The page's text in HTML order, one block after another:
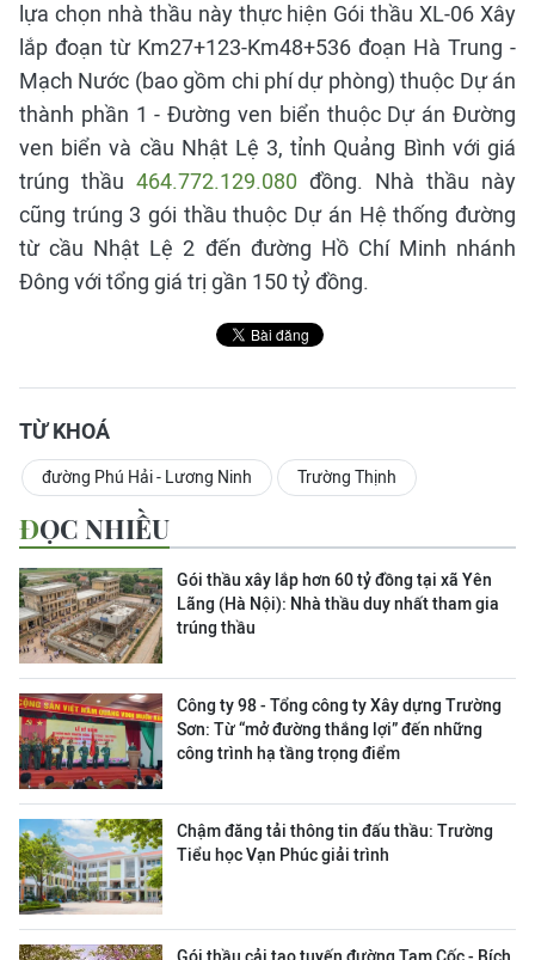
lựa chọn nhà thầu này thực hiện Gói thầu XL-06 Xây
lắp đoạn từ Km27+123-Km48+536 đoạn Hà Trung -
Mạch Nước (bao gồm chi phí dự phòng) thuộc Dự án
thành phần 1 - Đường ven biển thuộc Dự án Đường
ven biển và cầu Nhật Lệ 3, tỉnh Quảng Bình với giá
trúng thầu 464.772.129.080 đồng. Nhà thầu này
cũng trúng 3 gói thầu thuộc Dự án Hệ thống đường
từ cầu Nhật Lệ 2 đến đường Hồ Chí Minh nhánh
Đông với tổng giá trị gần 150 tỷ đồng.
TỪ KHOÁ
đường Phú Hải - Lương Ninh Trường Thịnh
ĐỌC NHIỀU
Gói thầu xây lắp hơn 60 tỷ đồng tại xã Yên
Lãng (Hà Nội): Nhà thầu duy nhất tham gia
trúng thầu
Công ty 98 - Tổng công ty Xây dựng Trường
Sơn: Từ “mở đường thắng lợi” đến những
công trình hạ tầng trọng điểm
Chậm đăng tải thông tin đấu thầu: Trường
Tiểu học Vạn Phúc giải trình